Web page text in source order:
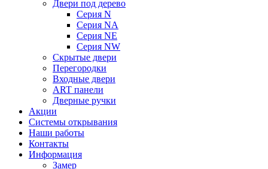
Двери под дерево
Серия N
Серия NA
Серия NE
Серия NW
Скрытые двери
Перегородки
Входные двери
ART панели
Дверные ручки
Акции
Системы открывания
Наши работы
Контакты
Информация
Замер